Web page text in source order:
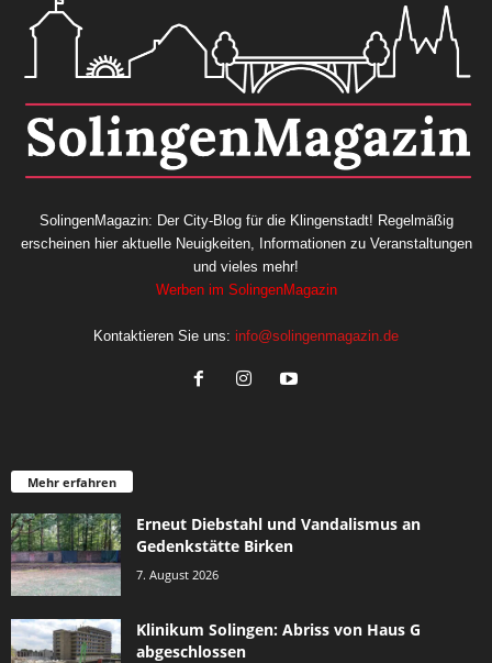
SolingenMagazin: Der City-Blog für die Klingenstadt! Regelmäßig
erscheinen hier aktuelle Neuigkeiten, Informationen zu Veranstaltungen
und vieles mehr!
Werben im SolingenMagazin
Kontaktieren Sie uns: info@solingenmagazin.de
Mehr erfahren
Erneut Diebstahl und Vandalismus an
Gedenkstätte Birken
7. August 2026
Klinikum Solingen: Abriss von Haus G
abgeschlossen